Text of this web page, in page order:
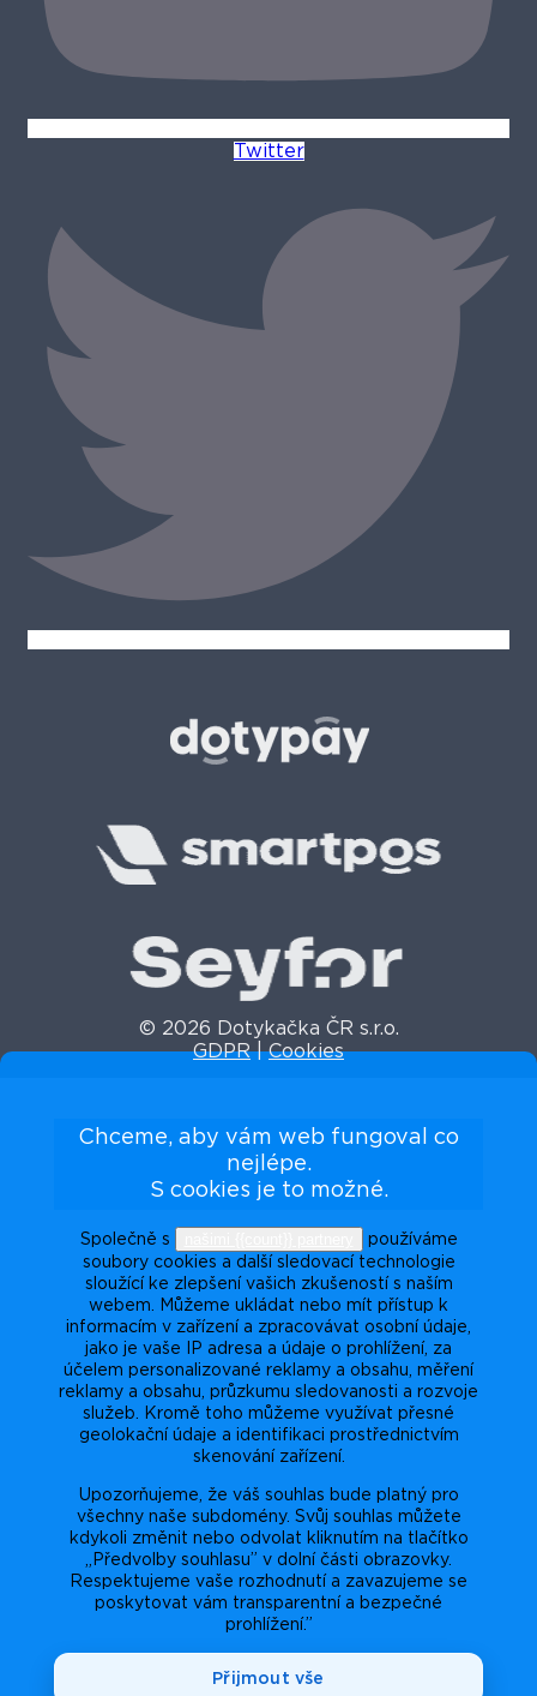
Twitter
© 2026 Dotykačka ČR s.r.o.
GDPR|Cookies
Chceme, aby vám web fungoval co
nejlépe.
S cookies je to možné.
Společně s
používáme
soubory cookies a další sledovací technologie
sloužící ke zlepšení vašich zkušeností s naším
webem. Můžeme ukládat nebo mít přístup k
informacím v zařízení a zpracovávat osobní údaje,
jako je vaše IP adresa a údaje o prohlížení, za
účelem personalizované reklamy a obsahu, měření
reklamy a obsahu, průzkumu sledovanosti a rozvoje
služeb. Kromě toho můžeme využívat přesné
geolokační údaje a identifikaci prostřednictvím
skenování zařízení.
Upozorňujeme, že váš souhlas bude platný pro
všechny naše subdomény. Svůj souhlas můžete
kdykoli změnit nebo odvolat kliknutím na tlačítko
„Předvolby souhlasu” v dolní části obrazovky.
Respektujeme vaše rozhodnutí a zavazujeme se
poskytovat vám transparentní a bezpečné
prohlížení.”
Přijmout vše